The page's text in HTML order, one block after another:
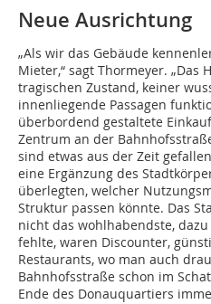
Neue Ausrichtung
„Als wir das Gebäude
Mieter,“ sagt Thormeyer. „Das
tragischen Zustand, keiner
innenliegende Passagen
überbordend gestaltete
Zentrum an der
sind etwas aus der Zeit
eine Ergänzung des
überlegten, welcher
Struktur passen könnte. Das
nicht das wohlhabendste,
fehlte, waren Discounter,
Restaurants, wo man auch
Bahnhofsstraße schon im
Ende des Donauquartiers